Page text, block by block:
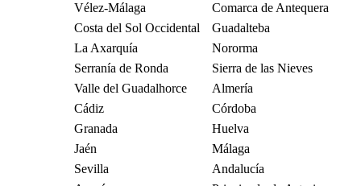
Vélez-Málaga
Comarca de Antequera
Costa del Sol Occidental
Guadalteba
La Axarquía
Nororma
Serranía de Ronda
Sierra de las Nieves
Valle del Guadalhorce
Almería
Cádiz
Córdoba
Granada
Huelva
Jaén
Málaga
Sevilla
Andalucía